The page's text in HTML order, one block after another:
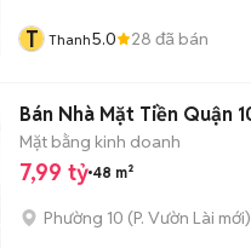
T Thanh5.0 28 đã bán
Bán Nhà Mặt Tiền Quận
Mặt bằng kinh doanh
7,99 tỷ 48 m²
Phường 10 (P. Vườn Lài mới)